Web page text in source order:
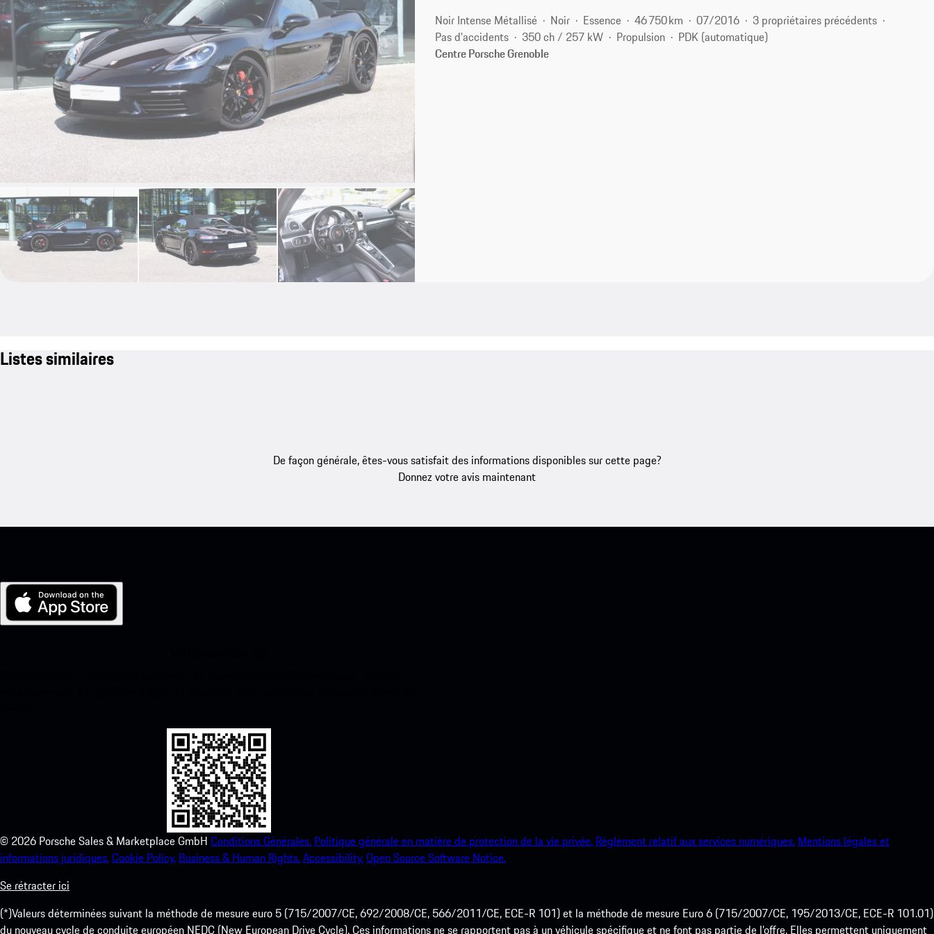
Noir Intense Métallisé Noir Essence 46 750 km 07/2016
3 propriétaires précédents
Pas d'accidents
350 ch / 257 kW Propulsion
PDK (automatique)
Centre Porsche Grenoble
Listes similaires
De façon générale, êtes-vous satisfait des informations disponibles sur cette page?
Donnez votre avis maintenant
© 2026 Porsche Sales & Marketplace GmbH Conditions Générales. Politique générale en matière de protection de la vie privée. Règlement relatif aux services numériques. Mentions légales et
informations juridiques.Cookie Policy. Business & Human Rights.Accessibility.Open Source Software Notice.
Se rétracter ici
(*)Valeurs déterminées suivant la méthode de mesure euro 5 (715/2007/CE, 692/2008/CE, 566/2011/CE, ECE-R 101) et la méthode de mesure Euro 6 (715/2007/CE, 195/2013/CE, ECE-R 101.01)
du nouveau cycle de conduite européen NEDC (New European Drive Cycle). Ces informations ne se rapportent pas à un véhicule spécifique et ne font pas partie de l’offre. Elles permettent uniquement